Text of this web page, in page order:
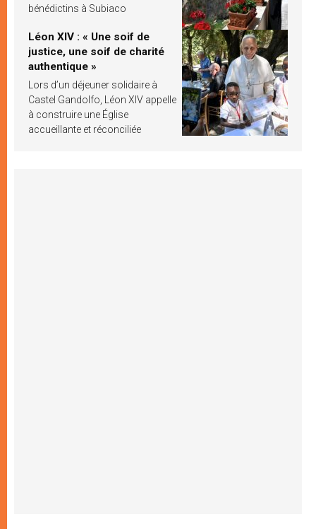
bénédictins à Subiaco
Léon XIV : « Une soif de
justice, une soif de charité
authentique »
Lors d’un déjeuner solidaire à
Castel Gandolfo, Léon XIV appelle
à construire une Église
accueillante et réconciliée